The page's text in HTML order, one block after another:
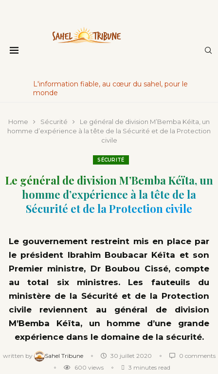
L'information fiable, au cœur du sahel, pour le
monde
Home Sécurité
Le général de division M’Bemba Kéïta, un
homme d’expérience à la tête de la Sécurité et de la Protection
civile
SÉCURITÉ
Le général de division M’Bemba Kéïta, un
homme d’expérience à la tête de la
Sécurité et de la Protection civile
Le gouvernement restreint mis en place par
le président Ibrahim Boubacar Kéïta et son
Premier ministre, Dr Boubou Cissé, compte
au total six ministres. Les fauteuils du
ministère de la Sécurité et de la Protection
civile reviennent au général de division
M’Bemba Kéïta, un homme d’une grande
expérience dans le domaine de la sécurité.
written by Sahel Tribune 30 juillet 2020
0 comments
600 views 3 minutes read